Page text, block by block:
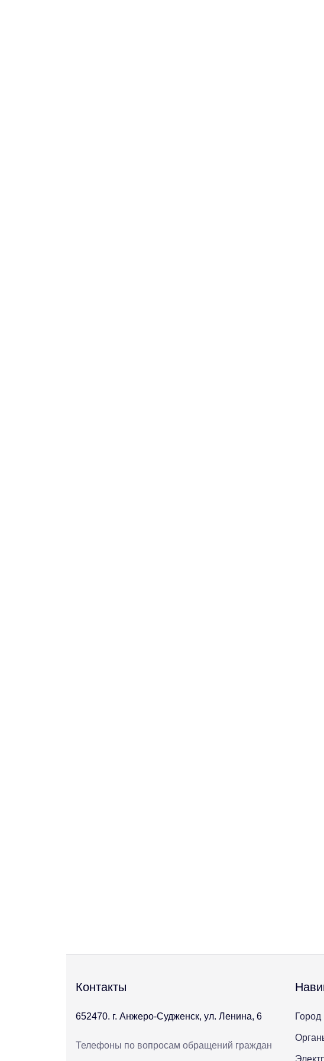
Контакты
652470. г. Анжеро-Судженск, ул. Ленина, 6
Телефоны по вопросам обращений граждан
Город